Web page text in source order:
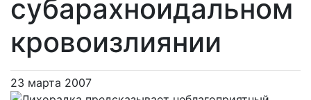
субарахноидальном
кровоизлиянии
23 марта 2007